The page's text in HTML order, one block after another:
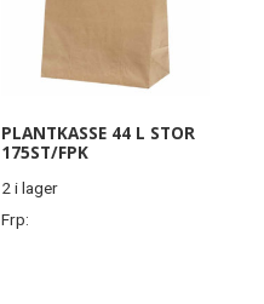
PLANTKASSE 44 L STOR
175ST/FPK
2 i lager
Frp: